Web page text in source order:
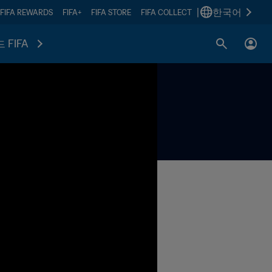
FIFA REWARDS FIFA+ FIFA STORE FIFA COLLECT 한국어
FIFA